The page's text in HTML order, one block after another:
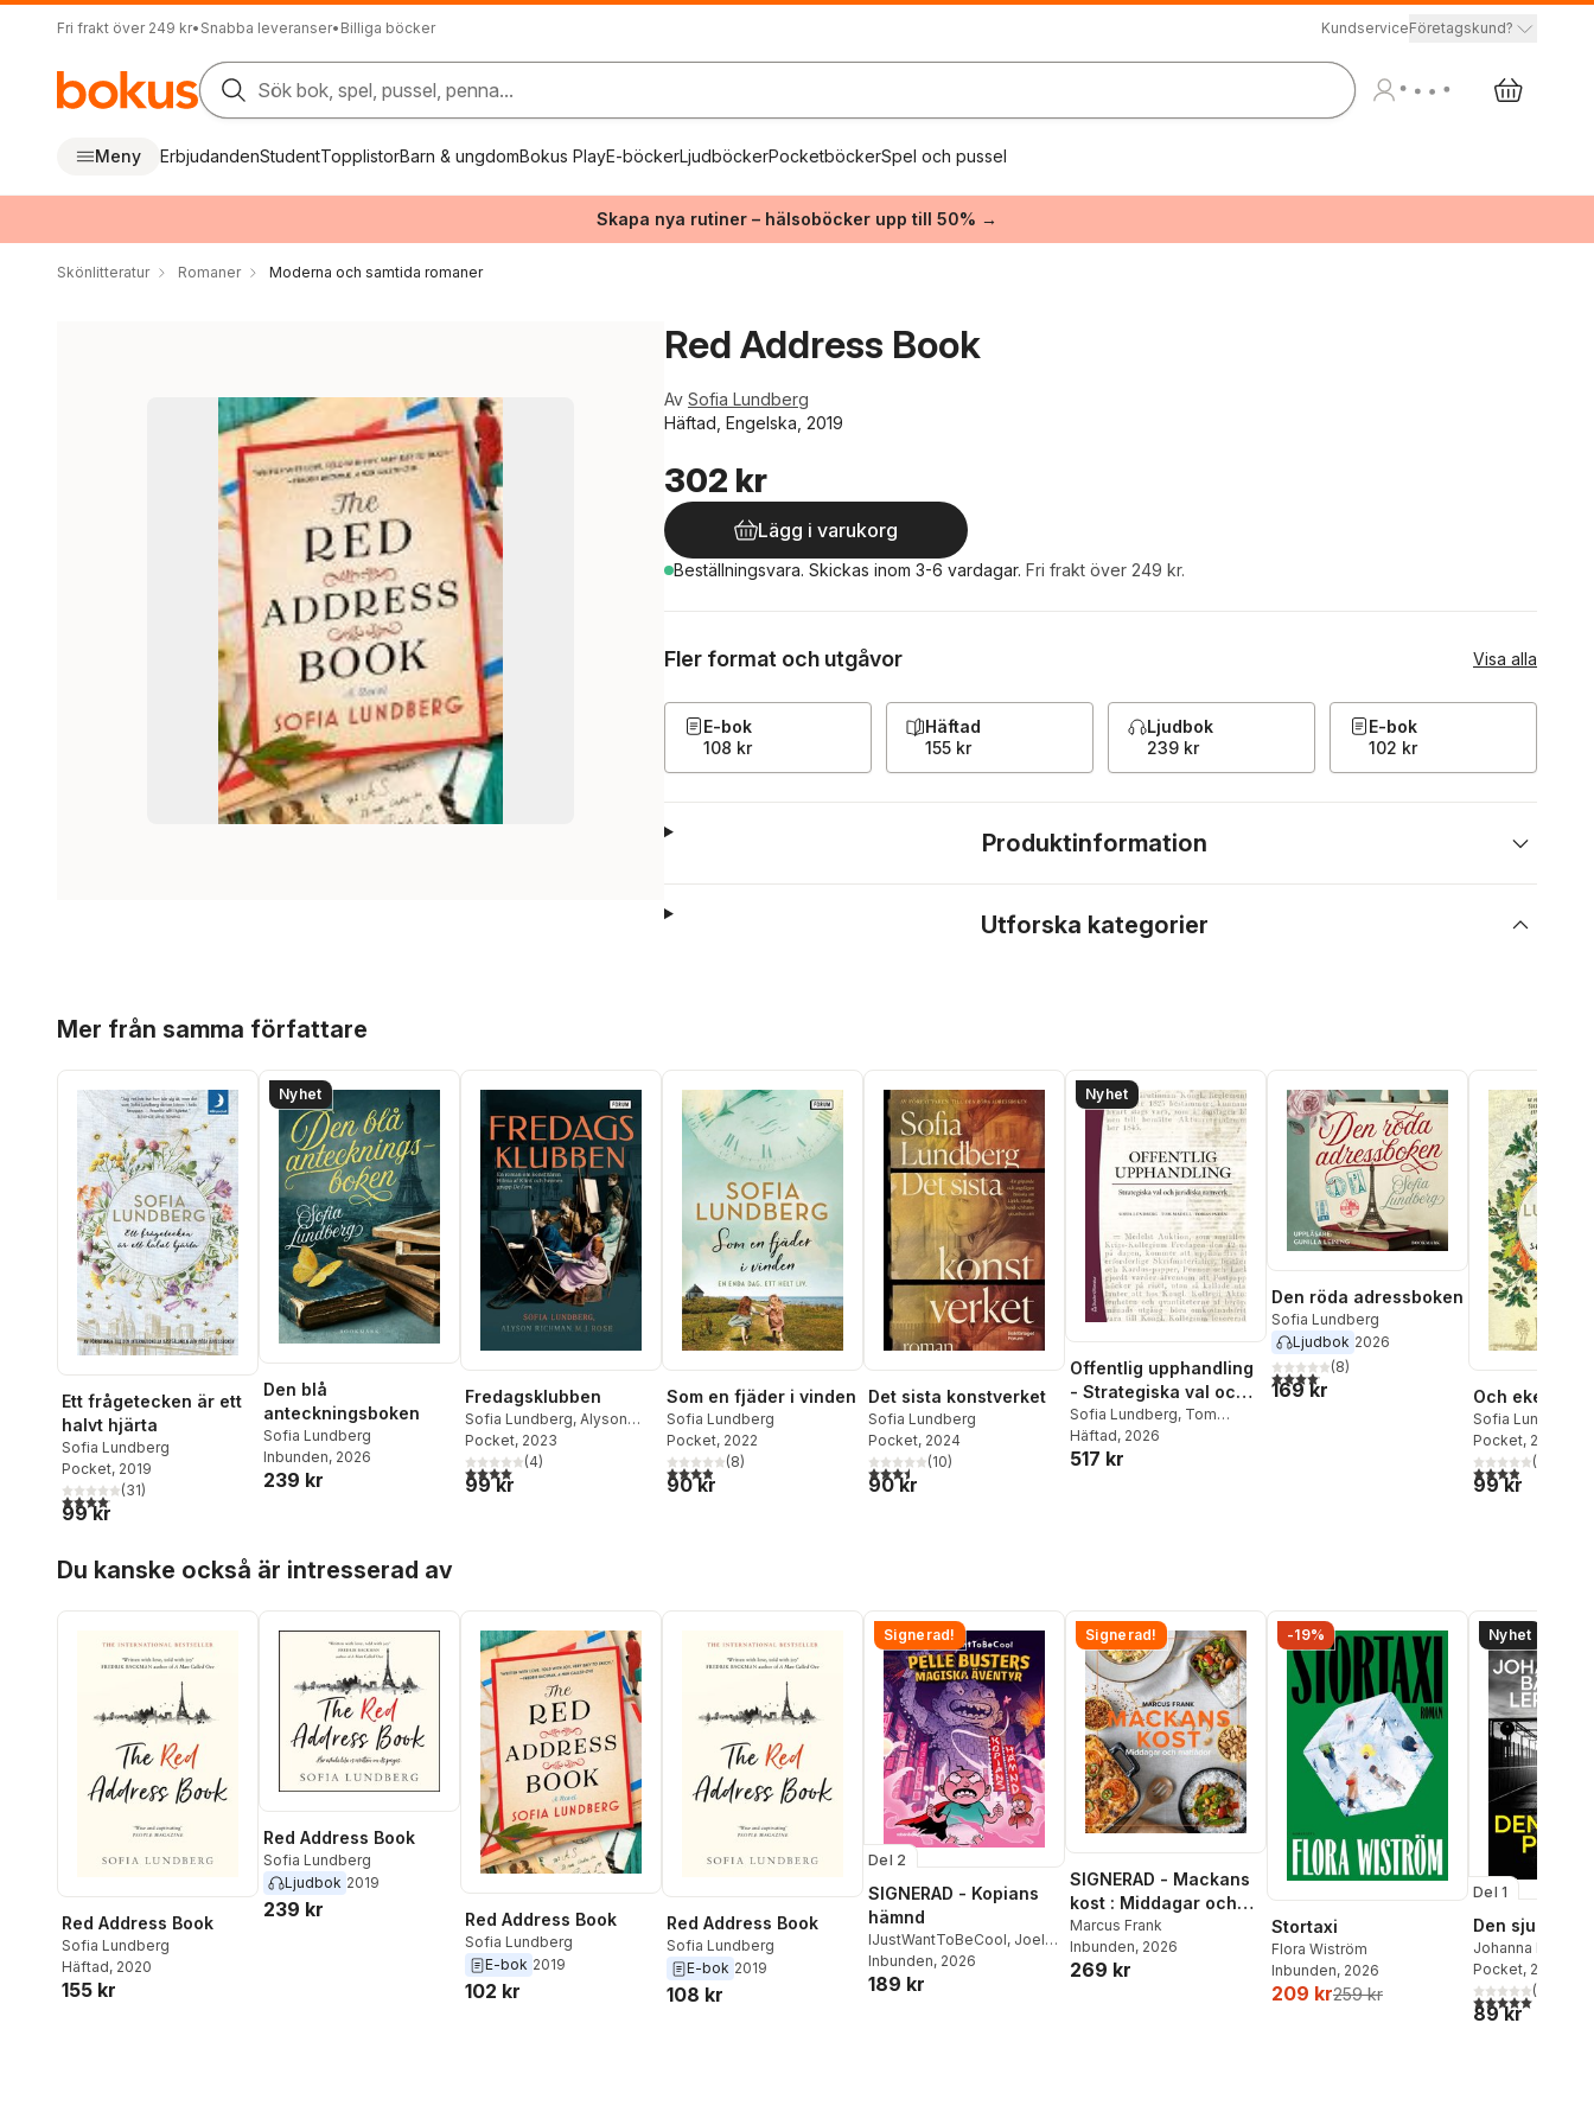
Fri frakt över 249 kr• Snabba leveranser• Billiga böcker KundserviceFöretagskund?
Sök bok, spel, pussel, penna...
Meny ErbjudandenStudentTopplistorBarn & ungdomBokus PlayE-böckerLjudböckerPocketböckerSpel och pussel
Skapa nya rutiner – hälsoböcker upp till 50% →
Skönlitteratur Romaner Moderna och samtida romaner
Red Address Book
Av Sofia Lundberg
Häftad, Engelska, 2019
302 kr
Lägg i varukorg
Beställningsvara. Skickas inom 3-6 vardagar. Fri frakt över 249 kr.
Fler format och utgåvor Visa alla
E-bok
108 kr
Häftad
155 kr
Ljudbok
239 kr
E-bok
102 kr
Produktinformation
Utforska kategorier
Mer från samma författare
Ett frågetecken är ett
halvt hjärta
Sofia Lundberg
Pocket, 2019
4,1utav 5 stjärnor. Totalt antal röster:
(31)
99 kr
Nyhet
Den blå
anteckningsboken
Sofia Lundberg
Inbunden, 2026
239 kr
Fredagsklubben
Sofia Lundberg, Alyson
Richman,M.J Rose
Pocket, 2023
4,0utav 5 stjärnor. Totalt antal röster:
(4)
99 kr
Som en fjäder i vinden
Sofia Lundberg
Pocket, 2022
3,9utav 5 stjärnor. Totalt antal röster:
(8)
90 kr
Det sista konstverket
Sofia Lundberg
Pocket, 2024
3,5utav 5 stjärnor. Totalt antal röster:
(10)
90 kr
Nyhet
Offentlig upphandling
- Strategiska val och
juridiska ramverk
Sofia Lundberg, Tom
Madell, Tobias Indén
Häftad, 2026
517 kr
Den röda adressboken
Sofia Lundberg
Ljudbok 2026
4,1utav 5 stjärnor. Totalt antal röster:
(8)
169 kr Och eken
Sofia Lundberg
Pocket, 2020
3,9utav 5(
99 kr
Du kanske också är intresserad av
Red Address Book
Sofia Lundberg
Häftad, 2020
155 kr
Red Address Book
Sofia Lundberg
Ljudbok 2019
239 kr Red Address Book
Sofia Lundberg
E-bok 2019
102 kr
Red Address Book
Sofia Lundberg
E-bok 2019
108 kr
Signerad!
Del 2
SIGNERAD - Kopians
hämnd
IJustWantToBeCool, Joel
Adolphson,Emil Ejdemo
Beer ,Victor Beer
Inbunden, 2026
189 kr
Signerad!
SIGNERAD - Mackans
kost : Middagar och
matlådor
Marcus Frank
Inbunden, 2026
269 kr
-19%
Stortaxi
Flora Wiström
Inbunden, 2026
209 kr259 kr
Nyhet
Del 1
Den sjunde
Johanna
Lerneby
Pocket, 2026
5,0utav 5(
89 kr